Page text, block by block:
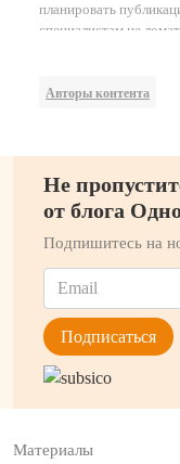
планировать
специалистам не
Авторы контента
Не
от блога
Подпишитесь на
Материалы